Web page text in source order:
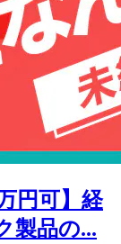
円可】経
製品の...